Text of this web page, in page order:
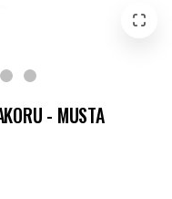
- MUSTA